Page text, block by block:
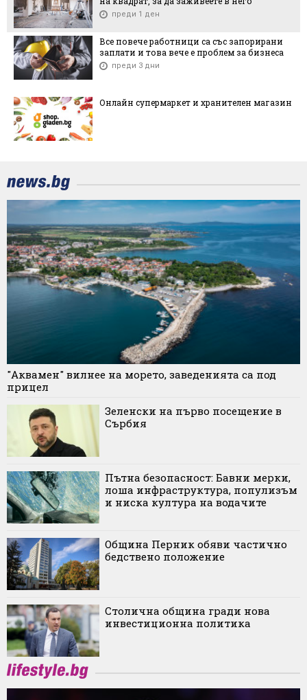
преди 1 ден
Все повече работници са със запорирани
заплати и това вече е проблем за бизнеса
преди 3 дни
Онлайн супермаркет и хранителен магазин
"Аквамен" вилнее на морето, заведенията са под
прицел
Зеленски на първо посещение в
Сърбия
Пътна безопасност: Бавни мерки,
лоша инфраструктура, популизъм
и ниска култура на водачите
Община Перник обяви частично
бедствено положение
Столична община гради нова
инвестиционна политика